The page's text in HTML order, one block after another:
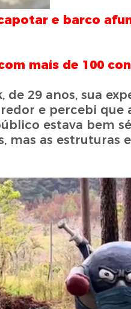
e barco
mais de 100
de 29 anos, sua
e percebi
estava bem
mas as estruturas